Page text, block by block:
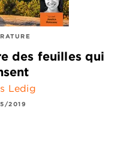
des feuilles qui
Ledig
2019